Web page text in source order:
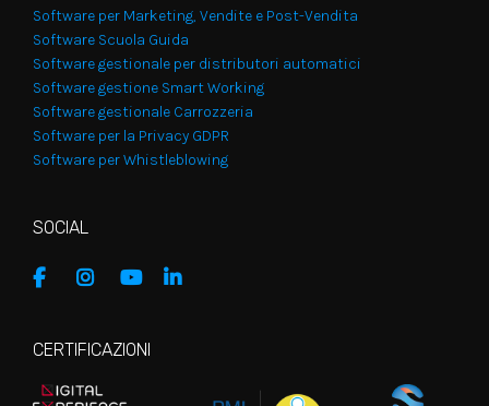
Software per Marketing, Vendite e Post-Vendita
Software Scuola Guida
Software gestionale per distributori automatici
Software gestione Smart Working
Software gestionale Carrozzeria
Software per la Privacy GDPR
Software per Whistleblowing
SOCIAL
CERTIFICAZIONI